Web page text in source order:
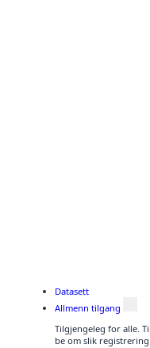
Datasett
Allmenn tilgang
Tilgjengeleg for alle.
be om slik